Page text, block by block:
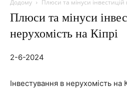
Додому Плюси та мінуси інвестицій
Плюси та мінуси
нерухомість на Кіпрі
2-6-2024
Інвестування в нерухомість на